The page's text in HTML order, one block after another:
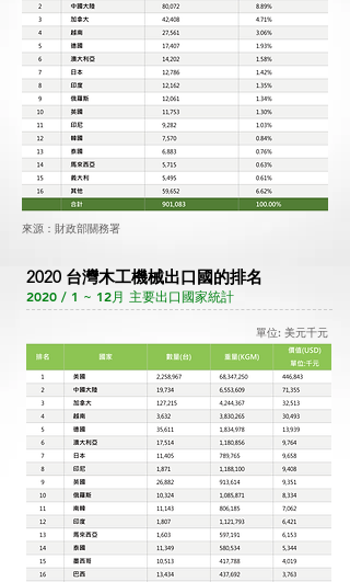
來源：財政部關務署
2020 台灣木工機械出口國的排名
2020 / 1 ~ 12月 主要出口國家統計
單位: 美元千元